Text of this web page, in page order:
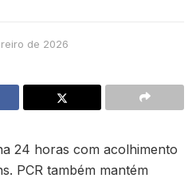
de 2026
24 horas com acolhimento
PCR também mantém